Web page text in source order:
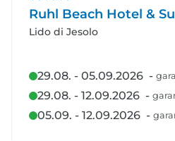
Ruhl Beach Hotel &
Lido di Jesolo
29.08. - 05.09.2026 -
29.08. - 12.09.2026 -
05.09. - 12.09.2026 -